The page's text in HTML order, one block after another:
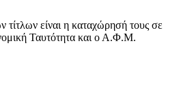
είναι η καταχώρησή τους σε
Ταυτότητα και ο Α.Φ.Μ.